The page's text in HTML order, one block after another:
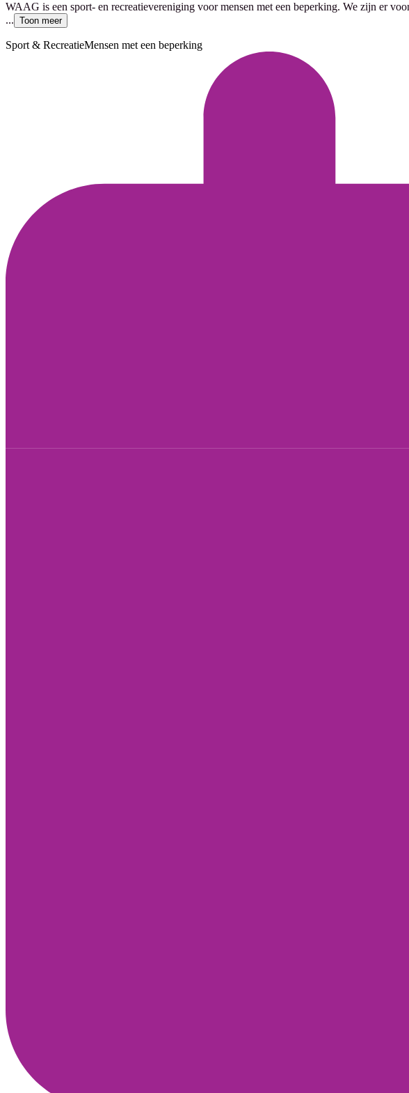
WAAG is een sport- en recreatievereniging voor mensen met een beperking. We zijn er
... Toon meer
Sport & RecreatieMensen met een beperking